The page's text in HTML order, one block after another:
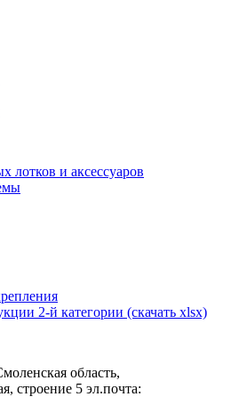
лотков и аксессуаров
2-й категории (скачать xlsx)
область,
строение 5 эл.почта: